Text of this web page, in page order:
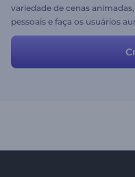
variedade de cenas
pessoais e faça os usuários